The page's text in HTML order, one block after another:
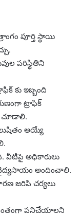
పూర్తి స్థాయి
పరిస్థితిని
కు ఇబ్బంది
ట్రాఫిక్
చూడాలి.
అయ్యే
వీటిపై అధికారులు
అందించాలి.
జరిపి చర్యలు
పనిచేయాలని